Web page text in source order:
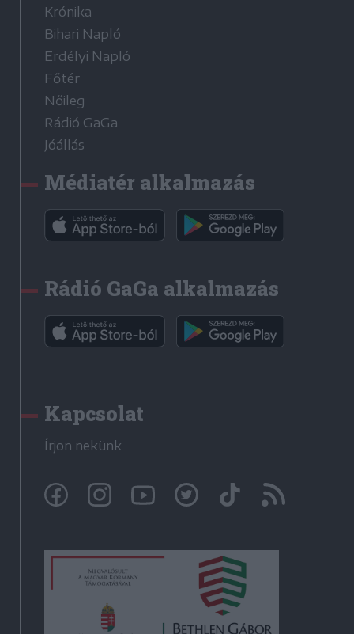
Krónika
Bihari Napló
Erdélyi Napló
Főtér
Nőileg
Rádió GaGa
Jóállás
Médiatér alkalmazás
Rádió GaGa alkalmazás
Kapcsolat
Írjon nekünk